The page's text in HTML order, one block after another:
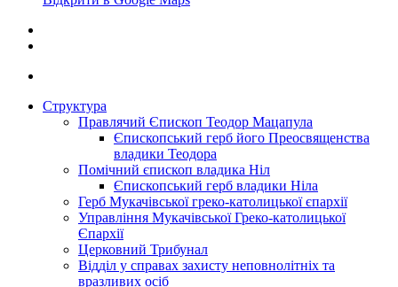
Структура
Правлячий Єпископ Теодор Мацапула
Єпископський герб його Преосвященства
владики Теодора
Помічний єпископ владика Ніл
Єпископський герб владики Ніла
Герб Мукачівської греко-католицької єпархії
Управління Мукачівської Греко-католицької
Єпархії
Церковний Трибунал
Відділ у справах захисту неповнолітніх та
вразливих осіб